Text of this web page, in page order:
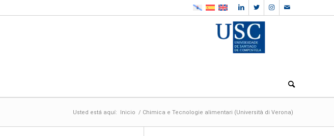
Usted está aquí: Inicio / Chimica e Tecnologie alimentari (Università di Verona)